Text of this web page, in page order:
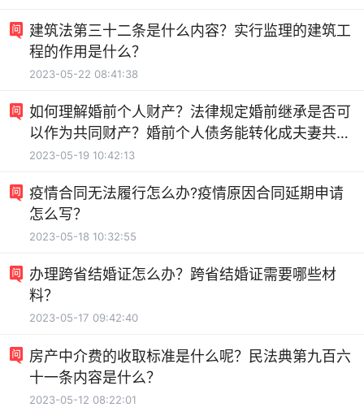
建筑法第三十二条是什么内容？实行监理的建筑工
程的作用是什么？
2023-05-22 08:41:38
如何理解婚前个人财产？法律规定婚前继承是否可
以作为共同财产？婚前个人债务能转化成夫妻共同
债务吗？
2023-05-19 10:42:13
疫情合同无法履行怎么办?疫情原因合同延期申请
怎么写？
2023-05-18 10:32:55
办理跨省结婚证怎么办？跨省结婚证需要哪些材
料？
2023-05-17 09:42:40
房产中介费的收取标准是什么呢？民法典第九百六
十一条内容是什么？
2023-05-12 08:22:01